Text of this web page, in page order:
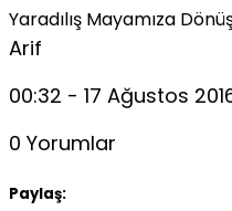
Yaradılış Mayamıza
Arif
00:32 - 17 Ağustos
0 Yorumlar
Paylaş: